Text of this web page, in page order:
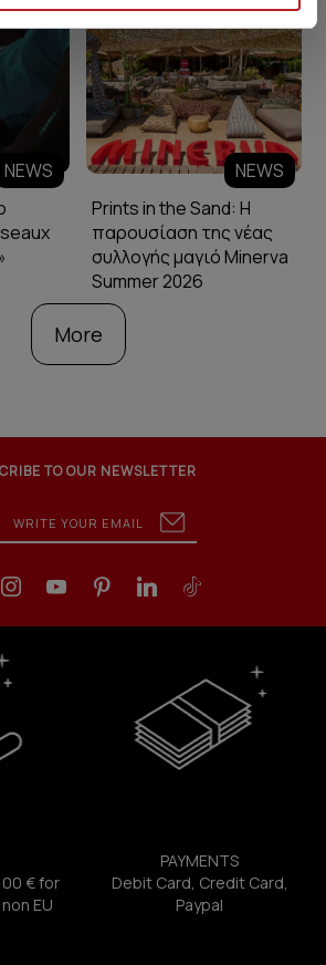
NEWS
NEWS
Prints in the Sand: Η
παρουσίαση της νέας
συλλογής μαγιό Minerva
Summer 2026
More
TO OUR NEWSLETTER
€ for
EU
PAYMENTS
Debit Card, Credit Card,
Paypal